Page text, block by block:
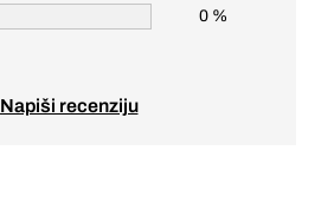
0 %
Napiši recenziju